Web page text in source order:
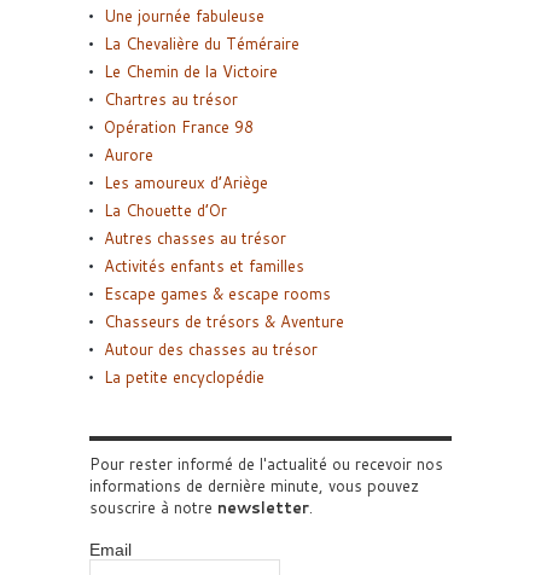
Une journée fabuleuse
La Chevalière du Téméraire
Le Chemin de la Victoire
Chartres au trésor
Opération France 98
Aurore
Les amoureux d’Ariège
La Chouette d’Or
Autres chasses au trésor
Activités enfants et familles
Escape games & escape rooms
Chasseurs de trésors & Aventure
Autour des chasses au trésor
La petite encyclopédie
Pour rester informé de l'actualité ou recevoir nos
informations de dernière minute, vous pouvez
souscrire à notre newsletter.
Email